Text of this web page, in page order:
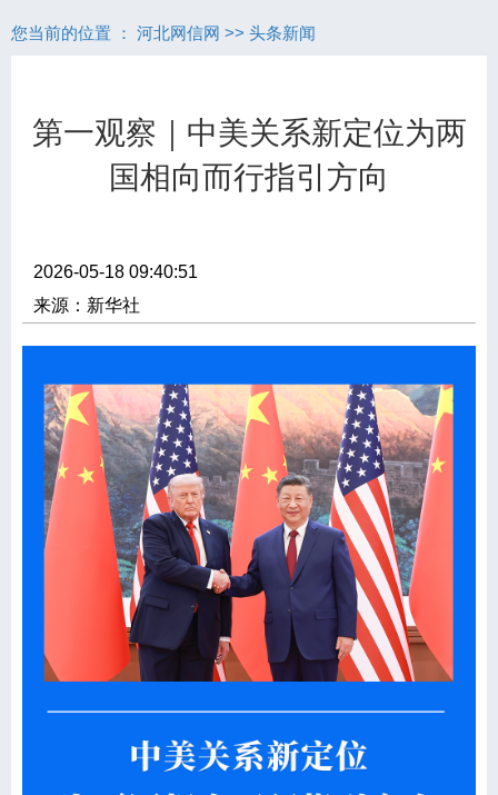
您当前的位置 ： 河北网信网 >> 头条新闻
第一观察｜中美关系新定位为两
国相向而行指引方向
2026-05-18 09:40:51
来源：新华社